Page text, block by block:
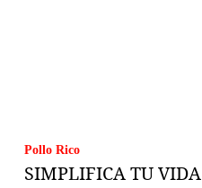
Pollo Rico
SIMPLIFICA TU VIDA